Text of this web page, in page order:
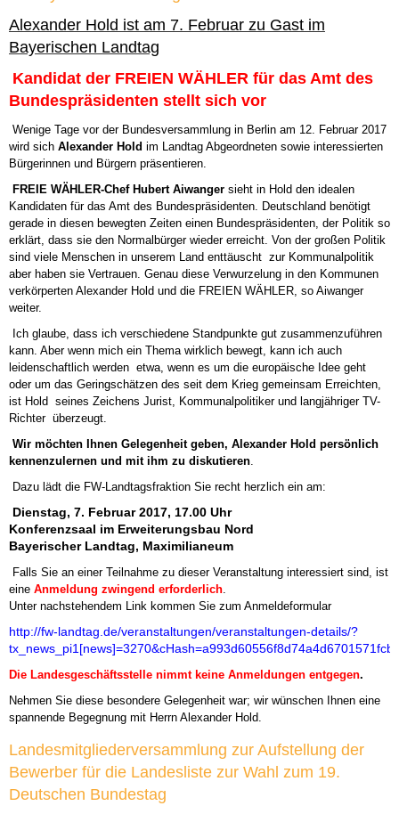
Alexander Hold ist am 7. Februar zu Gast im
Bayerischen Landtag
Kandidat der FREIEN WÄHLER für das Amt des
Bundespräsidenten stellt sich vor
Wenige Tage vor der Bundesversammlung in Berlin am 12. Februar 2017
wird sich Alexander Hold im Landtag Abgeordneten sowie interessierten
Bürgerinnen und Bürgern präsentieren.
FREIE WÄHLER-Chef Hubert Aiwanger sieht in Hold den idealen
Kandidaten für das Amt des Bundespräsidenten. Deutschland benötigt
gerade in diesen bewegten Zeiten einen Bundespräsidenten, der Politik so
erklärt, dass sie den Normalbürger wieder erreicht. Von der großen Politik
sind viele Menschen in unserem Land enttäuscht  zur Kommunalpolitik
aber haben sie Vertrauen. Genau diese Verwurzelung in den Kommunen
verkörperten Alexander Hold und die FREIEN WÄHLER, so Aiwanger
weiter.
Ich glaube, dass ich verschiedene Standpunkte gut zusammenzuführen
kann. Aber wenn mich ein Thema wirklich bewegt, kann ich auch
leidenschaftlich werden  etwa, wenn es um die europäische Idee geht
oder um das Geringschätzen des seit dem Krieg gemeinsam Erreichten,
ist Hold  seines Zeichens Jurist, Kommunalpolitiker und langjähriger TV-
Richter  überzeugt.
Wir möchten Ihnen Gelegenheit geben, Alexander Hold persönlich
kennenzulernen und mit ihm zu diskutieren.
Dazu lädt die FW-Landtagsfraktion Sie recht herzlich ein am:
Dienstag, 7. Februar 2017, 17.00 Uhr
Konferenzsaal im Erweiterungsbau Nord
Bayerischer Landtag, Maximilianeum
Falls Sie an einer Teilnahme zu dieser Veranstaltung interessiert sind, ist
eine Anmeldung zwingend erforderlich.
Unter nachstehendem Link kommen Sie zum Anmeldeformular
http://fw-landtag.de/veranstaltungen/veranstaltungen-details/?
Die Landesgeschäftsstelle nimmt keine Anmeldungen entgegen.
Nehmen Sie diese besondere Gelegenheit war; wir wünschen Ihnen eine
spannende Begegnung mit Herrn Alexander Hold.
Landesmitgliederversammlung zur Aufstellung der
Bewerber für die Landesliste zur Wahl zum 19.
Deutschen Bundestag